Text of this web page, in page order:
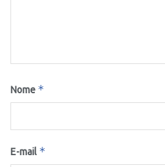
Nome *
E-mail *